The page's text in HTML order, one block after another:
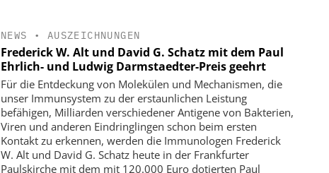
NEWS • AUSZEICHNUNGEN
Frederick W. Alt und David G. Schatz mit dem Paul
Ehrlich- und Ludwig Darmstaedter-Preis geehrt
Für die Entdeckung von Molekülen und Mechanismen, die
unser Immunsystem zu der erstaunlichen Leistung
befähigen, Milliarden verschiedener Antigene von Bakterien,
Viren und anderen Eindringlingen schon beim ersten
Kontakt zu erkennen, werden die Immunologen Frederick
W. Alt und David G. Schatz heute in der Frankfurter
Paulskirche mit dem mit 120.000 Euro dotierten Paul